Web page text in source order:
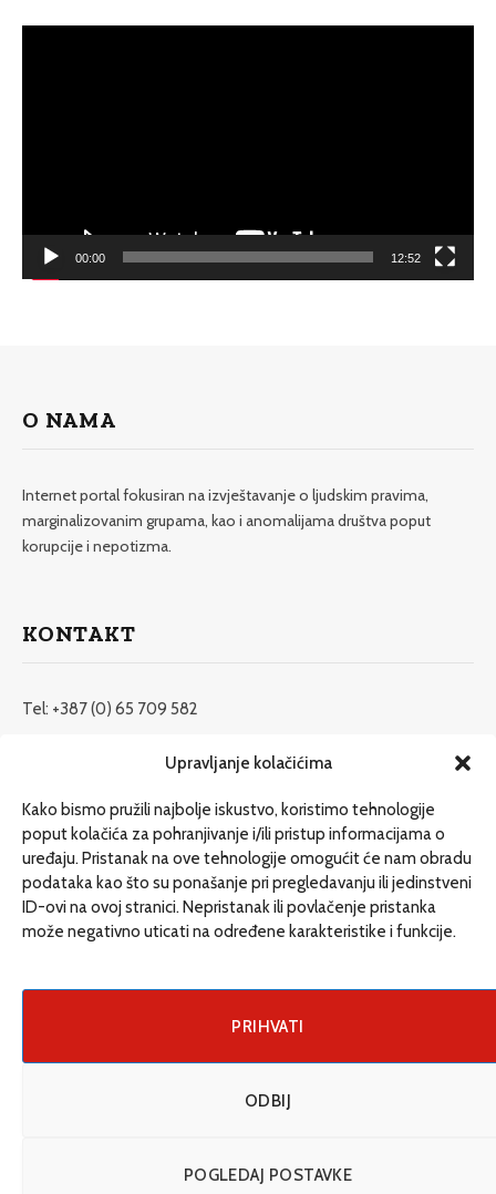
Upravljanje kolačićima
Kako bismo pružili najbolje iskustvo, koristimo tehnologije
poput kolačića za pohranjivanje i/ili pristup informacijama o
uređaju. Pristanak na ove tehnologije omogućit će nam obradu
podataka kao što su ponašanje pri pregledavanju ili jedinstveni
ID-ovi na ovoj stranici. Nepristanak ili povlačenje pristanka
može negativno uticati na određene karakteristike i funkcije.
PRIHVATI
ODBIJ
POGLEDAJ POSTAVKE
00:00 12:52
O NAMA
Internet portal fokusiran na izvještavanje o ljudskim pravima,
marginalizovanim grupama, kao i anomalijama društva poput
korupcije i nepotizma.
KONTAKT
Tel: +387 (0) 65 709 582
redakcija@etrafika.net
Dosije
Drugi pišu
Društvo